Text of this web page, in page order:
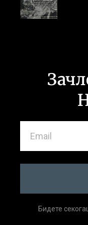
Бидете